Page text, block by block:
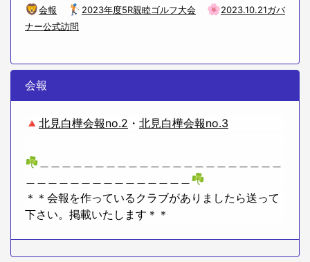
🦁会報 🏌 2023年度5R親睦ゴルフ大会 🌸2023.10.21ガバ
ナー公式訪問
会報
🔺 北見白樺会報no.2 ・ 北見白樺会報no.3
☘＿＿＿＿＿＿＿＿＿＿＿＿＿＿＿＿＿＿＿＿＿＿
＿＿＿＿＿＿＿＿＿＿＿＿＿＿＿☘
＊＊会報を作っているクラブがありましたら送って
下さい。掲載いたします＊＊